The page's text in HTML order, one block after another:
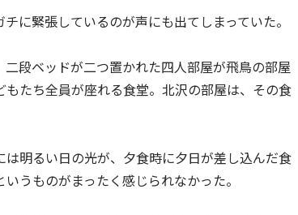
に緊張しているのが声にも出てしまっていた。
段ベッドが二つ置かれた四人部屋が飛鳥の部屋
たち全員が座れる食堂。北沢の部屋は、その食
明るい日の光が、夕食時に夕日が差し込んだ食
うものがまったく感じられなかった。